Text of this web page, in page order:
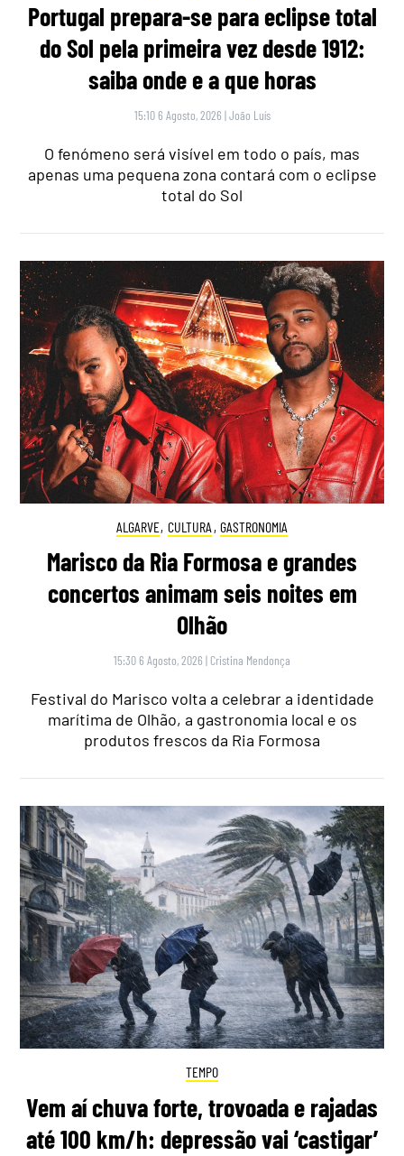
Portugal prepara-se para eclipse total
do Sol pela primeira vez desde 1912:
saiba onde e a que horas
15:10 6 Agosto, 2026 |João Luís
O fenómeno será visível em todo o país, mas
apenas uma pequena zona contará com o eclipse
total do Sol
ALGARVE, CULTURA , GASTRONOMIA
Marisco da Ria Formosa e grandes
concertos animam seis noites em
Olhão
15:30 6 Agosto, 2026 | Cristina Mendonça
Festival do Marisco volta a celebrar a identidade
marítima de Olhão, a gastronomia local e os
produtos frescos da Ria Formosa
TEMPO
Vem aí chuva forte, trovoada e rajadas
até 100 km/h: depressão vai ‘castigar’